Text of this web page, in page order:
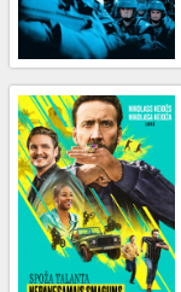
Uzkodas
B2B
Kino
Klubs